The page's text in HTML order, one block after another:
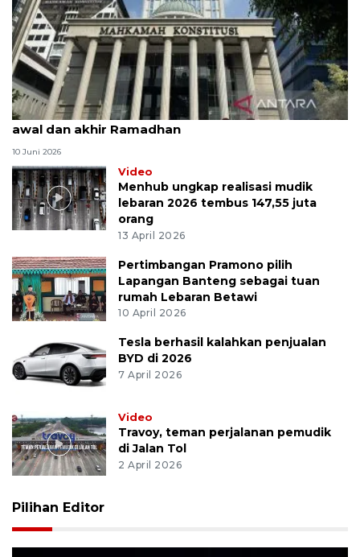
MK uji materi UU Peradilan Agama perihal isbat
awal dan akhir Ramadhan
10 Juni 2026
Video
Menhub ungkap realisasi mudik
lebaran 2026 tembus 147,55 juta
orang
13 April 2026
Pertimbangan Pramono pilih
Lapangan Banteng sebagai tuan
rumah Lebaran Betawi
10 April 2026
Tesla berhasil kalahkan penjualan
BYD di 2026
7 April 2026
Video
Travoy, teman perjalanan pemudik
di Jalan Tol
2 April 2026
Pilihan Editor